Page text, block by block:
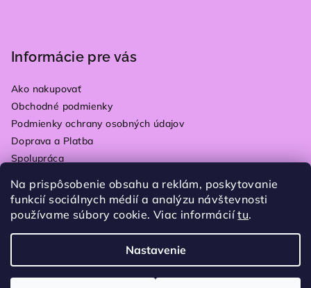
Na prispôsobenie obsahu a reklám, poskytovanie
funkcií sociálnych médií a analýzu návštevnosti
používame súbory cookie. Viac informáciítu.
Nastavenie
Informácie pre vás
Ako nakupovať
Obchodné podmienky
Podmienky ochrany osobných údajov
Doprava a Platba
Spolupráca
Vrátenie tovaru
Blog
Upraviť nastavenie cookies